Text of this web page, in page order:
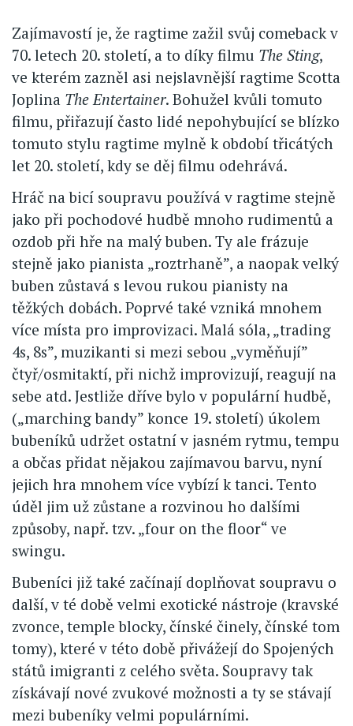
Zajímavostí je, že ragtime zažil svůj comeback v
70. letech 20. století, a to díky filmu The Sting,
ve kterém zazněl asi nejslavnější ragtime Scotta
Joplina The Entertainer. Bohužel kvůli tomuto
filmu, přiřazují často lidé nepohybující se blízko
tomuto stylu ragtime mylně k období třicátých
let 20. století, kdy se děj filmu odehrává.
Hráč na bicí soupravu používá v ragtime stejně
jako při pochodové hudbě mnoho rudimentů a
ozdob při hře na malý buben. Ty ale frázuje
stejně jako pianista „roztrhaně”, a naopak velký
buben zůstavá s levou rukou pianisty na
těžkých dobách. Poprvé také vzniká mnohem
více místa pro improvizaci. Malá sóla, „trading
4s, 8s”, muzikanti si mezi sebou „vyměňují”
čtyř/osmitaktí, při nichž improvizují, reagují na
sebe atd. Jestliže dříve bylo v populární hudbě,
(„marching bandy” konce 19. století) úkolem
bubeníků udržet ostatní v jasném rytmu, tempu
a občas přidat nějakou zajímavou barvu, nyní
jejich hra mnohem více vybízí k tanci. Tento
úděl jim už zůstane a rozvinou ho dalšími
způsoby, např. tzv. „four on the floor“ ve
swingu.
Bubeníci již také začínají doplňovat soupravu o
další, v té době velmi exotické nástroje (kravské
zvonce, temple blocky, čínské činely, čínské tom
tomy), které v této době přivážejí do Spojených
států imigranti z celého světa. Soupravy tak
získávají nové zvukové možnosti a ty se stávají
mezi bubeníky velmi populárními.